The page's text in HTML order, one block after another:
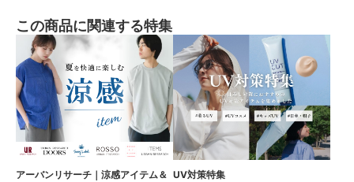
この商品に関連する特集
アーバンリサーチ｜涼感アイテム＆ UV対策特集